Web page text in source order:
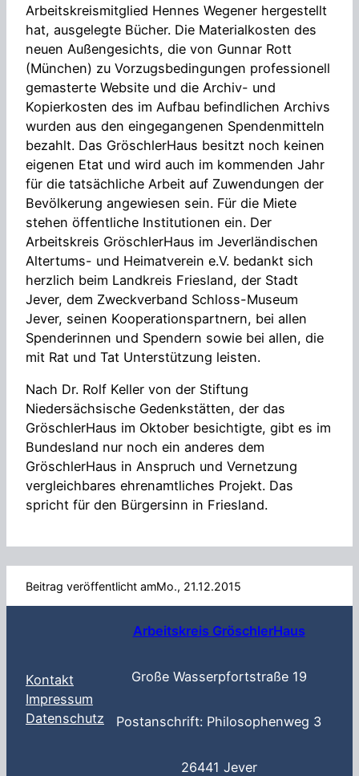
Arbeitskreismitglied Hennes Wegener hergestellt
hat, ausgelegte Bücher. Die Materialkosten des
neuen Außengesichts, die von Gunnar Rott
(München) zu Vorzugsbedingungen professionell
gemasterte Website und die Archiv- und
Kopierkosten des im Aufbau befindlichen Archivs
wurden aus den eingegangenen Spendenmitteln
bezahlt. Das GröschlerHaus besitzt noch keinen
eigenen Etat und wird auch im kommenden Jahr
für die tatsächliche Arbeit auf Zuwendungen der
Bevölkerung angewiesen sein. Für die Miete
stehen öffentliche Institutionen ein. Der
Arbeitskreis GröschlerHaus im Jeverländischen
Altertums- und Heimatverein e.V. bedankt sich
herzlich beim Landkreis Friesland, der Stadt
Jever, dem Zweckverband Schloss-Museum
Jever, seinen Kooperationspartnern, bei allen
Spenderinnen und Spendern sowie bei allen, die
mit Rat und Tat Unterstützung leisten.
Nach Dr. Rolf Keller von der Stiftung
Niedersächsische Gedenkstätten, der das
GröschlerHaus im Oktober besichtigte, gibt es im
Bundesland nur noch ein anderes dem
GröschlerHaus in Anspruch und Vernetzung
vergleichbares ehrenamtliches Projekt. Das
spricht für den Bürgersinn in Friesland.
Beitrag veröffentlicht amMo., 21.12.2015
Kontakt
Impressum
Datenschutz
Arbeitskreis GröschlerHaus
Große Wasserpfortstraße 19
Postanschrift: Philosophenweg 3
26441 Jever